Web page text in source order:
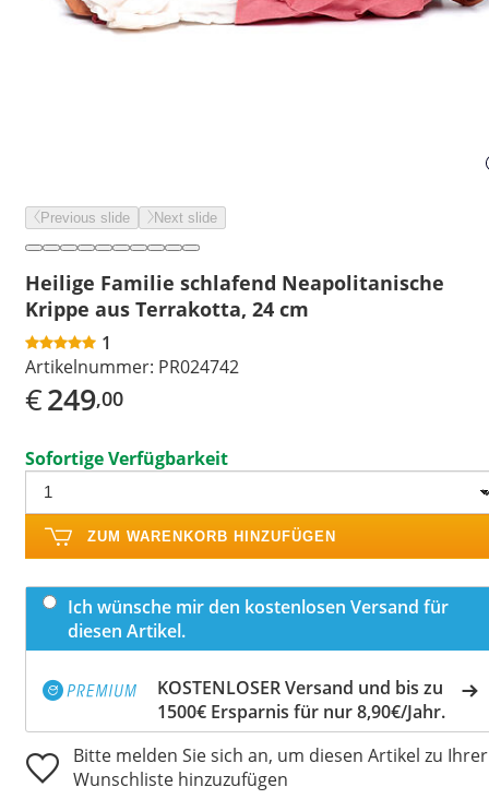
Previous slide Next slide
Heilige Familie schlafend Neapolitanische
Krippe aus Terrakotta, 24 cm
1
Artikelnummer: PR024742
€249,00
Sofortige Verfügbarkeit
ZUM WARENKORB HINZUFÜGEN
Ich wünsche mir den kostenlosen Versand für
diesen Artikel.
KOSTENLOSER Versand und bis zu
1500€ Ersparnis für nur 8,90€/Jahr.
Bitte melden Sie sich an, um diesen Artikel zu Ihrer
Wunschliste hinzuzufügen